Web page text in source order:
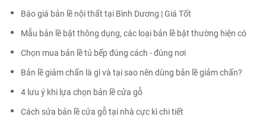
Báo giá bản lề nội thất tại Bình Dương | Giá Tốt
Mẫu bản lề bật thông dụng, các loại bản lề bật thường hiện có
Chọn mua bản lề tủ bếp đúng cách - đúng nơi
Bản lề giảm chấn là gì và tại sao nên dùng bản lề giảm chấn?
4 lưu ý khi lựa chọn bản lề cửa gỗ
Cách sửa bản lề cửa gỗ tại nhà cực kì chi tiết